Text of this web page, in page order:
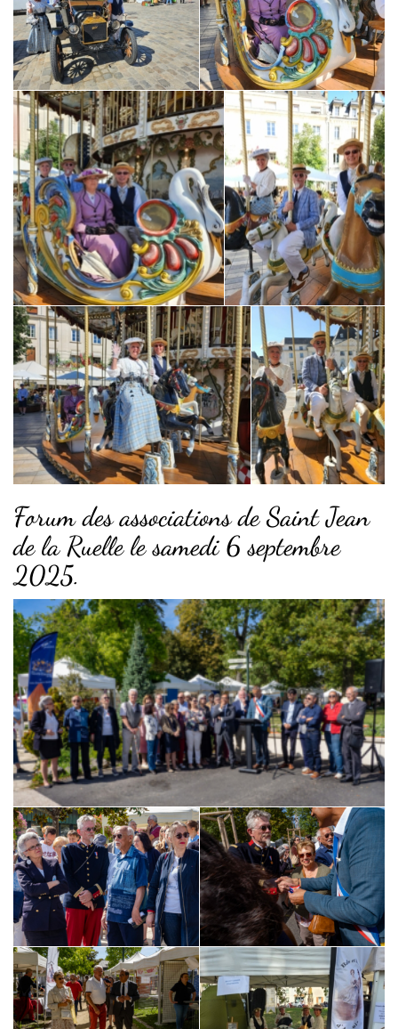
Forum des associations de Saint Jean
de la Ruelle le samedi 6 septembre
2025.